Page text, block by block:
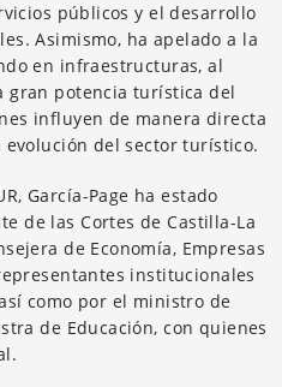
públicos y el desarrollo
Asimismo, ha apelado a la
en infraestructuras, al
gran potencia turística del
influyen de manera directa
del sector turístico.
García-Page ha estado
de las Cortes de Castilla-La
de Economía, Empresas
institucionales
como por el ministro de
de Educación, con quienes